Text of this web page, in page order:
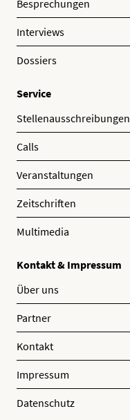
Besprechungen
Interviews
Dossiers
Service
Stellenausschreibungen
Calls
Veranstaltungen
Zeitschriften
Multimedia
Kontakt & Impressum
Über uns
Partner
Kontakt
Impressum
Datenschutz